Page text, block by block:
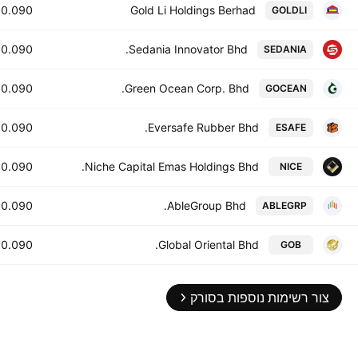
GOLDLI
Gold Li Holdings Berhad
0.090
SEDANIA
Sedania Innovator Bhd.
0.090
GOCEAN
Green Ocean Corp. Bhd.
0.090
ESAFE
Eversafe Rubber Bhd.
0.090
NICE
Niche Capital Emas Holdings Bhd.
0.090
ABLEGRP
AbleGroup Bhd.
0.090
GOB
Global Oriental Bhd.
0.090
צור רשימות נוספות בסורק